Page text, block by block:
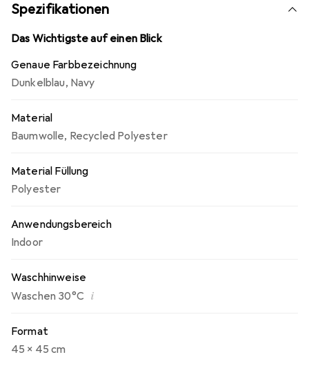
Spezifikationen
Das Wichtigste auf einen Blick
Genaue Farbbezeichnung
Dunkelblau, Navy
Material
Baumwolle, Recycled Polyester
Material Füllung
Polyester
Anwendungsbereich
Indoor
Waschhinweise
Waschen 30°C i
Format
45 x 45 cm